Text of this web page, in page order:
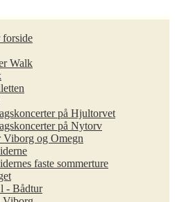
forside
Walk
på Hjultorvet
på Nytorv
Viborg og Omegn
faste sommerture
- Bådtur